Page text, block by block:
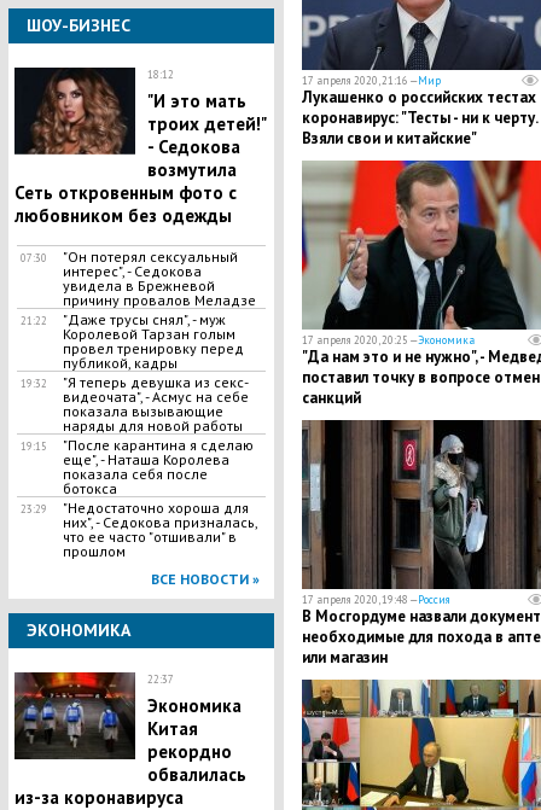
ШОУ-БИЗНЕС
18:12
"И это мать
троих детей!"
- Седокова
возмутила
Сеть откровенным фото с
любовником без одежды
07:30
"Он потерял сексуальный
интерес", - Седокова
увидела в Брежневой
причину провалов Меладзе
21:22
"Даже трусы снял", - муж
Королевой Тарзан голым
провел тренировку перед
публикой, кадры
19:32
"Я теперь девушка из секс-
видеочата", - Асмус на себе
показала вызывающие
наряды для новой работы
19:15
"После карантина я сделаю
еще", - Наташа Королева
показала себя после
ботокса
23:29
"Недостаточно хороша для
них", - Седокова призналась,
что ее часто "отшивали" в
прошлом
ВСЕ НОВОСТИ »
ЭКОНОМИКА
22:37
Экономика
Китая
рекордно
обвалилась
из-за коронавируса
17 апреля 2020, 21:16 —Мир
Лукашенко о российских тестах
коронавирус: "Тесты - ни к черту.
Взяли свои и китайские"
17 апреля 2020, 20:25 —Экономика
"Да нам это и не нужно", -
поставил точку в вопросе
санкций
17 апреля 2020, 19:48 —Россия
В Мосгордуме назвали
необходимые для похода в
или магазин